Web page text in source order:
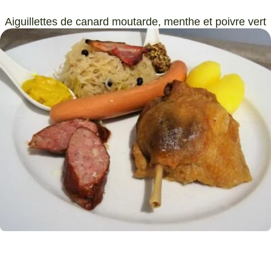
Aiguillettes de canard moutarde, menthe et poivre vert